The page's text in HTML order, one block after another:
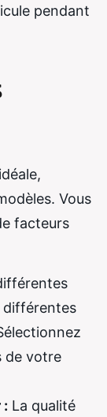
pendant
Vous
facteurs
différentes
de votre
: La qualité